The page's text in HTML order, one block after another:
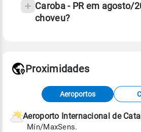
Caroba - PR em agosto/
choveu?
Fonte: dados combinados de
meteorológicas e satélite do
de Tempo e Estudos Climáticos
Proximidades
Aeroportos
Aeroporto Internacional de
Mín/MaxSens.